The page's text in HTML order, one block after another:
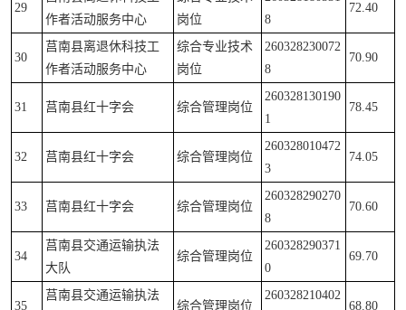
29
作者活动服务中心
岗位
8
72.40
30
莒南县离退休科技工
作者活动服务中心
综合专业技术
岗位
260328230072
8
70.90
31 莒南县红十字会 综合管理岗位
260328130190
1
78.45
32 莒南县红十字会 综合管理岗位
260328010472
3
74.05
33 莒南县红十字会 综合管理岗位
260328290270
8
70.60
34
莒南县交通运输执法
大队
综合管理岗位
260328290371
0
69.70
35
莒南县交通运输执法
综合管理岗位
260328210402
68.80